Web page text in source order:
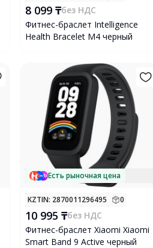
8 099 ₸без НДС
Фитнес-браслет Intelligence
Health Bracelet M4 черный
Есть рыночная цена
KZTIN: 2870011296495 0
10 995 ₸без НДС
Фитнес-браслет Xiaomi Xiaomi
Smart Band 9 Active черный